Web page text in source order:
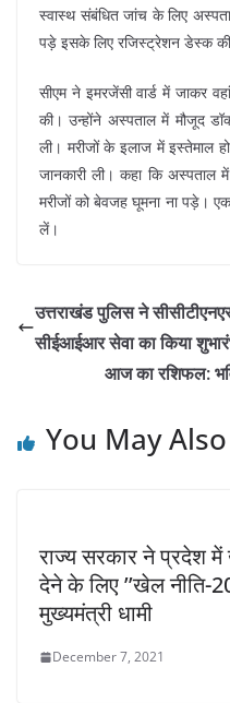
स्वास्थ संबंधित जांच के लिए
पड़े इसके लिए रजिस्ट्रेशन डेस्क की
सीएम ने इमरजेंसी वार्ड में जाकर
की। उन्होंने अस्पताल में मौजूद
ली। मरीजों के इलाज में इस्तेमाल
जानकारी ली। कहा कि अस्पताल
मरीजों को बेवजह घूमना ना पड़े।
लें।
उत्तराखंड पुलिस ने
सीईआईआर सेवा का किया
आज का रशिफल:
You May
राज्य सरकार ने प्रदेश में
देने के लिए ’’खेल नीति-
मुख्यमंत्री धामी
December 7, 2021